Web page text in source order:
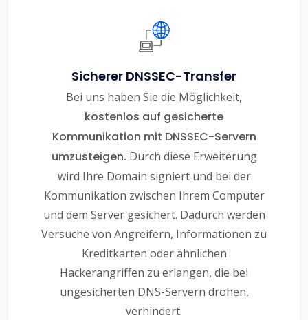
Sicherer DNSSEC-Transfer
Bei uns haben Sie die Möglichkeit,
kostenlos auf gesicherte
Kommunikation mit DNSSEC-Servern
umzusteigen. Durch diese Erweiterung
wird Ihre Domain signiert und bei der
Kommunikation zwischen Ihrem Computer
und dem Server gesichert. Dadurch werden
Versuche von Angreifern, Informationen zu
Kreditkarten oder ähnlichen
Hackerangriffen zu erlangen, die bei
ungesicherten DNS-Servern drohen,
verhindert.